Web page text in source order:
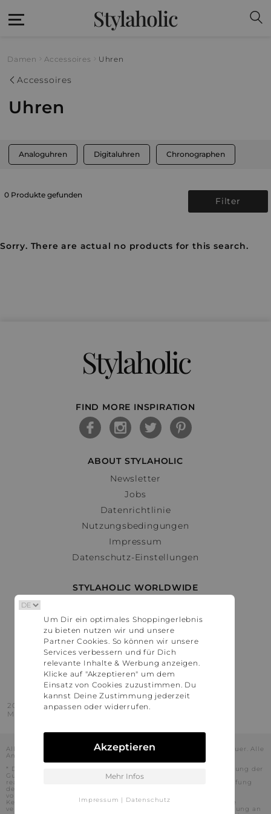
Stylaholic
Damen Accessoires Uhren
Accessoires
Uhren
Analoguhren Digitaluhren Chronographen
0 Produkte gefunden
Filter
Sorry. There are actual no products for this search.
Stylaholic
FIND MORE INSPIRATION
ABOUT STYLAHOLIC
Newsletter
Jobs
Datenrichtlinie
Nutzungsbedingungen
Impressum
Datenschutz-Einstellungen
STYLAHOLIC WORLDWIDE
Österreich
Schweiz
France
United States
2016 - 2026 © Stylaholic.
Made for you with love in munich.
Alle Preise inkl. der jeweils geltenden gesetzlichen Mehrwertsteuer. Alle
Angaben ohne Gewähr.
* Die angezeigten Preise beinhalten Rabatte, die durch die Nutzung der
Gutschein-Codes auf den Seiten unserer Partner voraussichtlich
realisiert werden können. Stylaholic führt keine vollständige Prüfung
der Gutschein-Codes durch und es kann daher in Einzelfällen
vorkommen, dass die Gutscheine abweichend von unserem
Kenntnisstand bei dem jeweiligen Shop nicht oder nur teilweise
verwendet werden können. Darüber hinaus kann deren Verwendung an
Um Dir ein optimales Shoppingerlebnis
zu bieten nutzen wir und unsere
Partner Cookies. So können wir unsere
Services verbessern und für Dich
relevante Inhalte & Werbung anzeigen.
Klicke auf "Akzeptieren" um dem
Einsatz von Cookies zuzustimmen. Du
kannst Deine Zustimmung jederzeit
anpassen oder widerrufen.
Akzeptieren
Mehr Infos
Impressum | Datenschutz